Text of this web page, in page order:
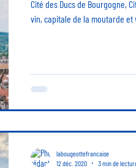
Cité des Ducs de Bourgogne,
vin, capitale de la moutarde
labougeottefrancaise
12 déc. 2020
3 min de